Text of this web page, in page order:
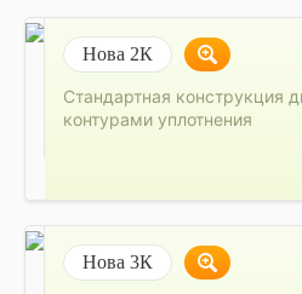
Нова 2К
Стандартная конструкция
контурами уплотнения
Нова 3К